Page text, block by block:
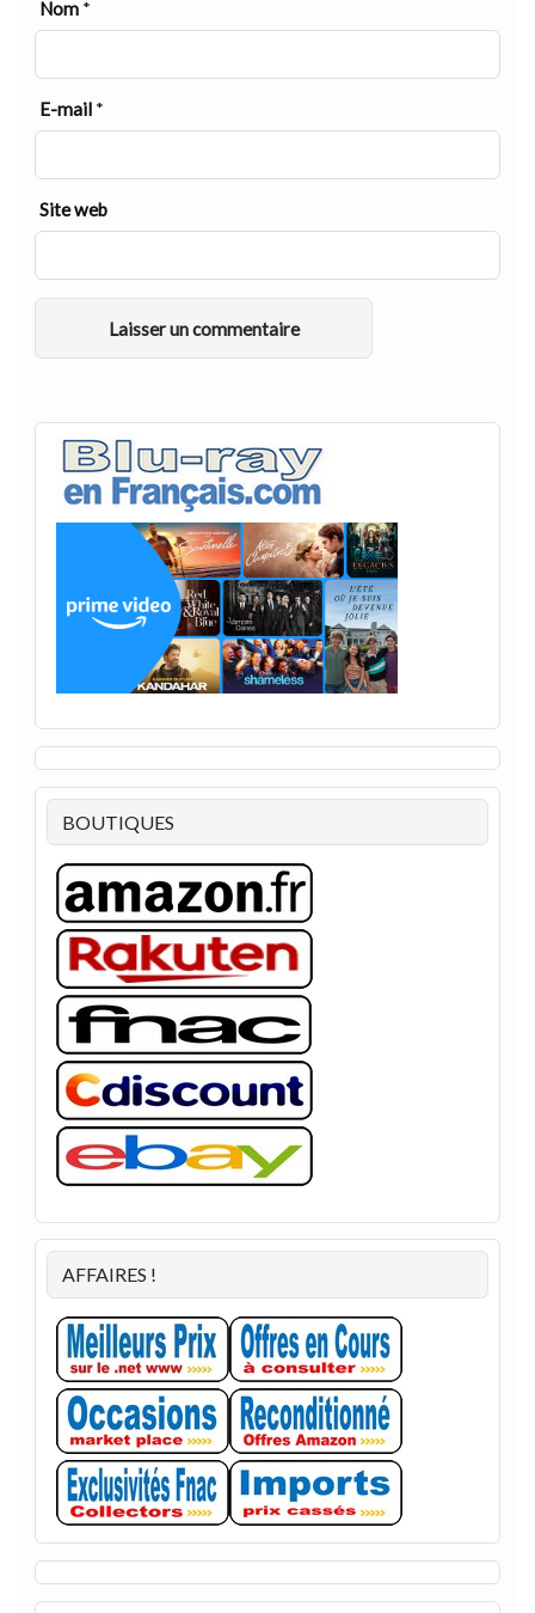
Nom *
E-mail *
Site web
BOUTIQUES
AFFAIRES !